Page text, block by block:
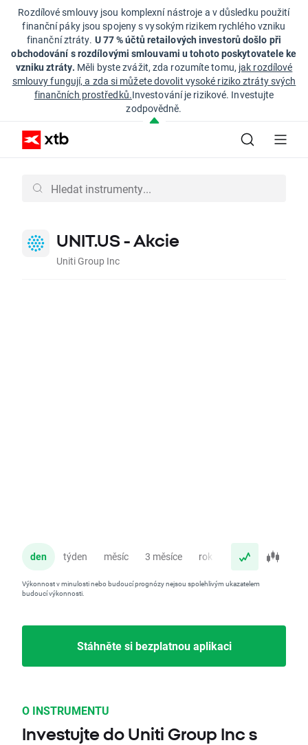
Rozdílové smlouvy jsou komplexní nástroje a v důsledku použití
finanční páky jsou spojeny s vysokým rizikem rychlého vzniku
finanční ztráty. U 77 % účtů retailových investorů došlo při
obchodování s rozdílovými smlouvami u tohoto poskytovatele ke
vzniku ztráty. Měli byste zvážit, zda rozumíte tomu, jak rozdílové
smlouvy fungují, a zda si můžete dovolit vysoké riziko ztráty svých
finančních prostředků.Investování je rizikové. Investujte
zodpovědně.
UNIT.US - Akcie
Uniti Group Inc
den týden měsíc 3 měsíce rok
Výkonnost v minulosti nebo budoucí prognózy nejsou spolehlivým ukazatelem
budoucí výkonnosti.
Stáhněte si bezplatnou aplikaci
O INSTRUMENTU
Investujte do Uniti Group Inc s